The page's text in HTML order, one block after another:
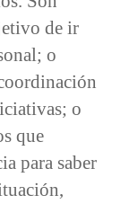
de ir
o
o
que
para saber